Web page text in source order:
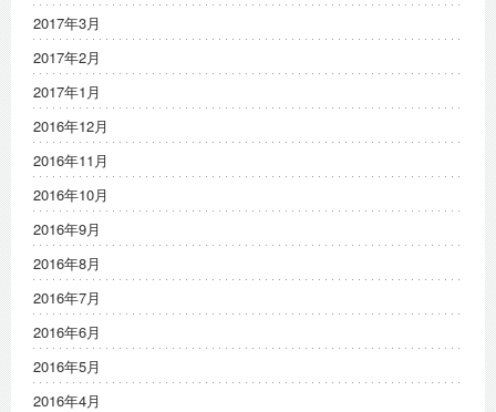
2017年3月
2017年2月
2017年1月
2016年12月
2016年11月
2016年10月
2016年9月
2016年8月
2016年7月
2016年6月
2016年5月
2016年4月